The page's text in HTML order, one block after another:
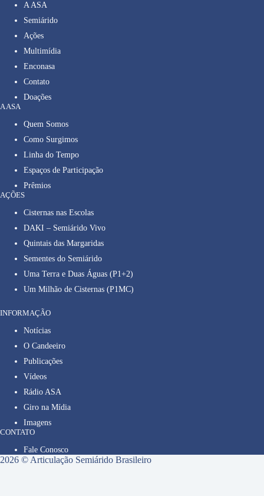
A ASA
Semiárido
Ações
Multimídia
Enconasa
Contato
Doações
A ASA
Quem Somos
Como Surgimos
Linha do Tempo
Espaços de Participação
Prêmios
AÇÕES
Cisternas nas Escolas
DAKI – Semiárido Vivo
Quintais das Margaridas
Sementes do Semiárido
Uma Terra e Duas Águas (P1+2)
Um Milhão de Cisternas (P1MC)
INFORMAÇÃO
Notícias
O Candeeiro
Publicações
Vídeos
Rádio ASA
Giro na Mídia
Imagens
CONTATO
Fale Conosco
2026 © Articulação Semiárido Brasileiro